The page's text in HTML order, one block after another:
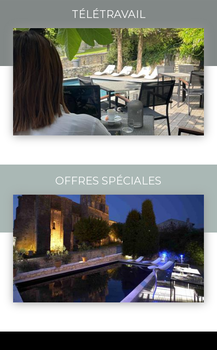
TÉLÉTRAVAIL
OFFRES SPÉCIALES